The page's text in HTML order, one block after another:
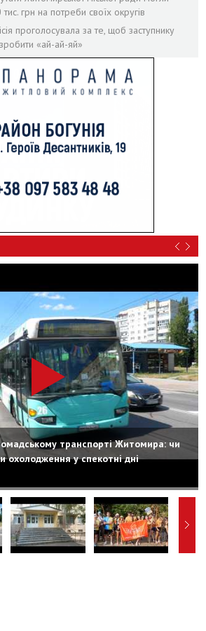
грн на потреби своїх округів
проголосувала за те, щоб заступнику
«ай-ай-яй»
транспорті Житомира: чи
у спекотні дні